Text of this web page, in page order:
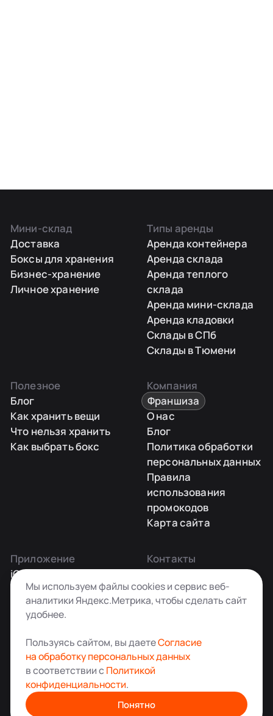
Мини-склад
Доставка
Боксы для хранения
Бизнес-хранение
Личное хранение
Типы аренды
Аренда контейнера
Аренда склада
Аренда теплого
склада
Аренда мини-склада
Аренда кладовки
Склады в СПб
Склады в Тюмени
Полезное
Блог
Как хранить вещи
Что нельзя хранить
Как выбрать бокс
Компания
Франшиза
О нас
Блог
Политика обработки
персональных данных
Правила
использования
промокодов
Карта сайта
Приложение
iOS
Android
Контакты
Заказать звонок
+7 495 181-55-45
info@kladovkin.ru
Аренда склада для хранения вещей в Москве
© ООО «Кладовкин» 2026. Все права защищены
Мы используем файлы cookies и сервис веб-
аналитики Яндекс.Метрика, чтобы сделать сайт
удобнее.
Пользуясь сайтом, вы даетеСогласие
на обработку персональных данных
в соответствии с Политикой
конфиденциальности.
Понятно